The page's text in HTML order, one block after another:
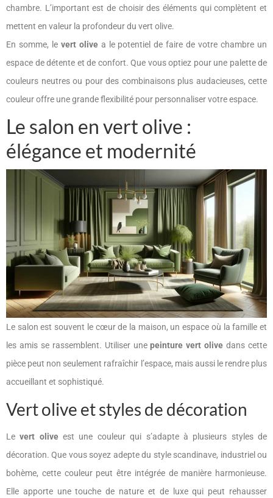
chambre. L’important est de choisir des éléments qui complètent et
mettent en valeur la profondeur du vert olive.
En somme, le vert olivea le potentiel de faire de votre chambre un
espace de détente et de confort. Que vous optiez pour une palette de
couleurs neutres ou pour des combinaisons plus audacieuses, cette
couleur offre une grande flexibilité pour personnaliser votre espace.
Le salon en vert olive :
élégance et modernité
Le salon est souvent le cœur de la maison, un espace où la famille et
les amis se rassemblent. Utiliser unepeinture vert olive dans cette
pièce peut non seulement rafraîchir l’espace, mais aussi le rendre plus
accueillant et sophistiqué.
Vert olive et styles de décoration
Levert oliveest une couleur qui s’adapte à plusieurs styles de
décoration. Que vous soyez adepte du style scandinave, industriel ou
bohème, cette couleur peut être intégrée de manière harmonieuse.
Elle apporte une touche de nature et de luxe qui peut rehausser